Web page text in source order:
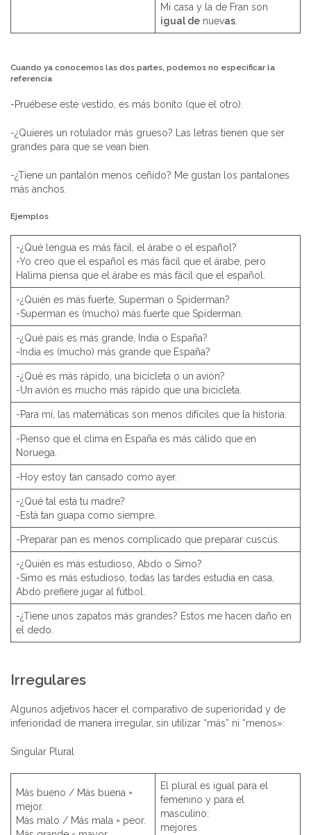
Mi casa y la de Fran son
igual de nuevas
Cuando ya conocemos las dos partes, podemos no especificar la
referencia
-Pruébese este vestido, es más bonito (que el otro).
-¿Quieres un rotulador más grueso? Las letras tienen que ser
grandes para que se vean bien.
-¿Tiene un pantalón menos ceñido? Me gustan los pantalones
más anchos.
Ejemplos
-¿Qué lengua es más fácil, el árabe o el español?
-Yo creo que el español es más fácil que el árabe, pero
Halima piensa que el árabe es más fácil que el español.
-¿Quién es más fuerte, Superman o Spiderman?
-Superman es (mucho) más fuerte que Spiderman.
-¿Qué país es más grande, India o España?
-India es (mucho) más grande que España?
-¿Qué es más rápido, una bicicleta o un avión?
-Un avión es mucho más rápido que una bicicleta.
-Para mí, las matemáticas son menos difíciles que la historia.
-Pienso que el clima en España es más cálido que en
Noruega.
-Hoy estoy tan cansado como ayer.
-¿Qué tal está tu madre?
-Está tan guapa como siempre.
-Preparar pan es menos complicado que preparar cuscús.
-¿Quién es más estudioso, Abdo o Simo?
-Simo es más estudioso, todas las tardes estudia en casa,
Abdo prefiere jugar al fútbol.
-¿Tiene unos zapatos más grandes? Estos me hacen daño en
el dedo.
Irregulares
Algunos adjetivos hacer el comparativo de superioridad y de
inferioridad de manera irregular, sin utilizar “más” ni “menos»:
Singular Plural
Más bueno / Más buena =
mejor.
Más malo / Más mala = peor.
El plural es igual para el
femenino y para el
masculino:
mejores